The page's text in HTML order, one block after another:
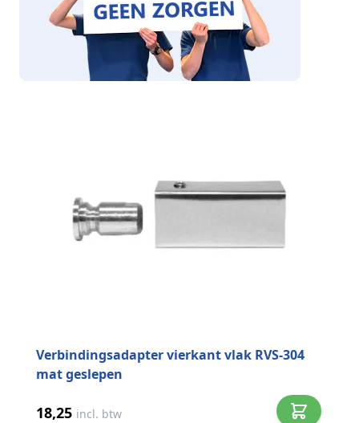
Verbindingsadapter vierkant vlak RVS-304
mat geslepen
18,25 incl. btw